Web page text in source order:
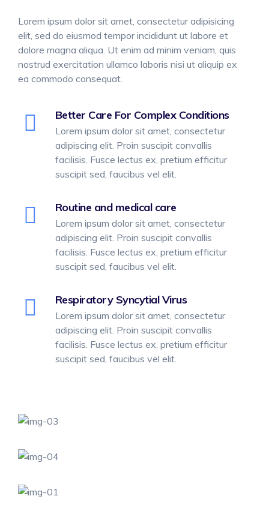
Lorem ipsum dolor sit amet, consectetur adipisicing
elit, sed do eiusmod tempor incididunt ut labore et
dolore magna aliqua. Ut enim ad minim veniam, quis
nostrud exercitation ullamco laboris nisi ut aliquip ex
ea commodo consequat.
Better Care For Complex Conditions
Lorem ipsum dolor sit amet, consectetur
adipiscing elit. Proin suscipit convallis
facilisis. Fusce lectus ex, pretium efficitur
suscipit sed, faucibus vel elit.
Routine and medical care
Lorem ipsum dolor sit amet, consectetur
adipiscing elit. Proin suscipit convallis
facilisis. Fusce lectus ex, pretium efficitur
suscipit sed, faucibus vel elit.
Respiratory Syncytial Virus
Lorem ipsum dolor sit amet, consectetur
adipiscing elit. Proin suscipit convallis
facilisis. Fusce lectus ex, pretium efficitur
suscipit sed, faucibus vel elit.